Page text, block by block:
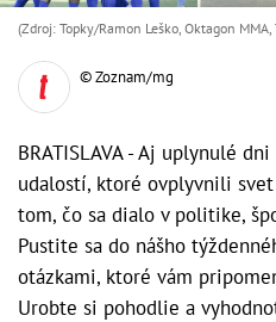
(Zdroj: Topky/Ramon Leško, Oktagon
© Zoznam/mg
BRATISLAVA - Aj uplynulé
udalostí, ktoré ovplyvnili
tom, čo sa dialo v politike,
Pustite sa do nášho
otázkami, ktoré vám
Urobte si pohodlie a